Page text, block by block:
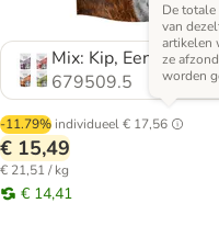
Mix: Kip, Eend, Lam,
679509.5
-11.79% individueel€ 17,56
De totale
van
artikelen
ze
worden
€ 15,49
€ 21,51 / kg
€ 14,41